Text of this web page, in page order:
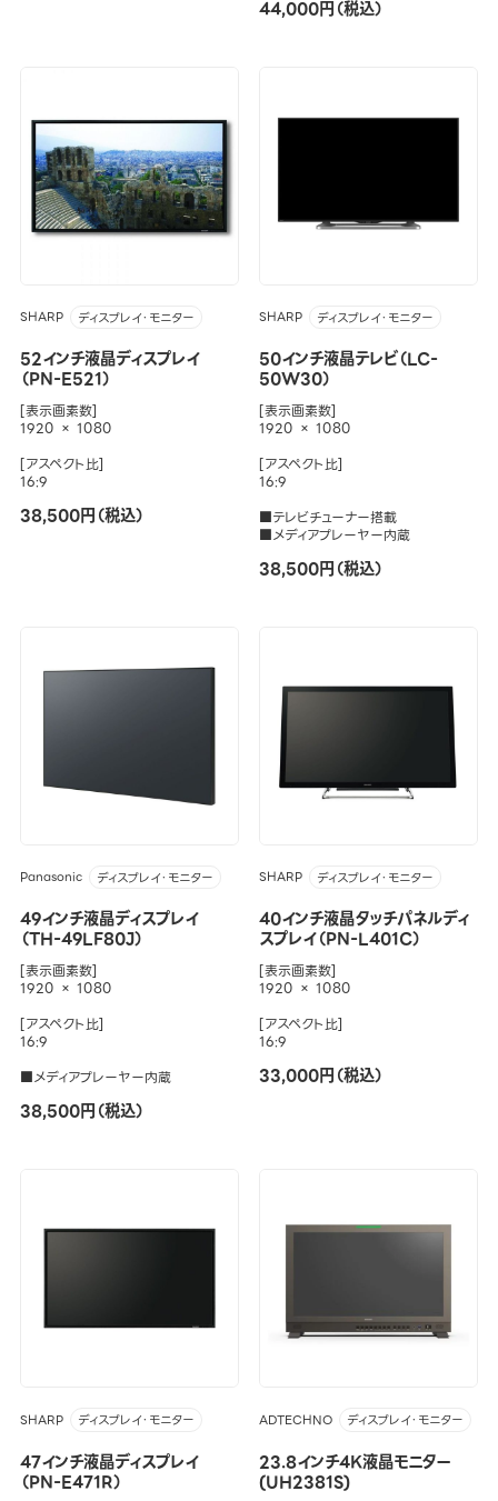
44,000円（税込）
SHARP ディスプレイ・モニター
52インチ液晶ディスプレイ
（PN-E521）
[表示画素数]
1920 × 1080
[アスペクト比]
16:9
38,500円（税込）
SHARP ディスプレイ・モニター
50インチ液晶テレビ（LC-
50W30）
[表示画素数]
1920 × 1080
[アスペクト比]
16:9
■テレビチューナー搭載
■メディアプレーヤー内蔵
38,500円（税込）
Panasonic ディスプレイ・モニター
49インチ液晶ディスプレイ
（TH-49LF80J）
[表示画素数]
1920 × 1080
[アスペクト比]
16:9
■メディアプレーヤー内蔵
38,500円（税込）
SHARP ディスプレイ・モニター
40インチ液晶タッチパネルディ
スプレイ（PN-L401C）
[表示画素数]
1920 × 1080
[アスペクト比]
16:9
33,000円（税込）
SHARP ディスプレイ・モニター
47インチ液晶ディスプレイ
（PN-E471R）
ADTECHNO ディスプレイ・モニター
23.8インチ4K液晶モニター
(UH2381S)